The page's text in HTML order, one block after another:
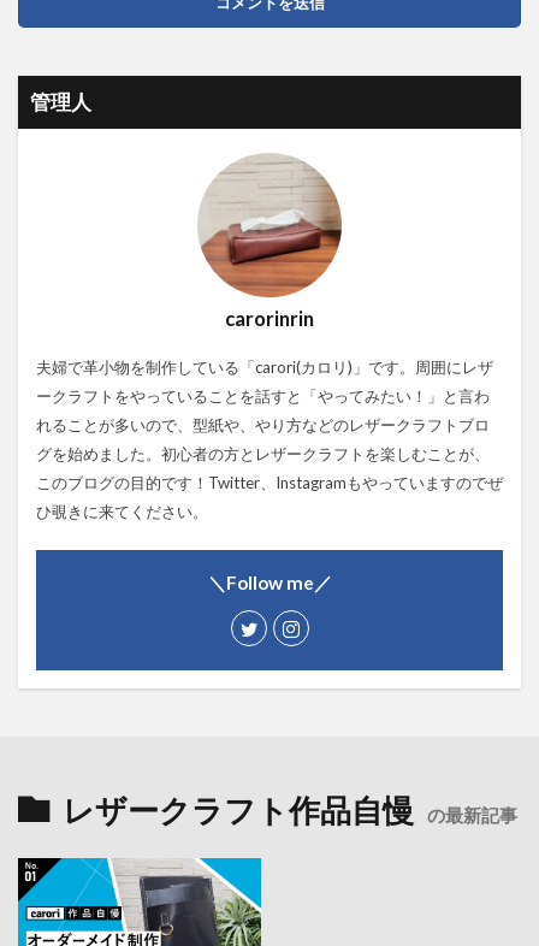
管理人
carorinrin
夫婦で革小物を制作している「carori(カロリ)」です。周囲にレザ
ークラフトをやっていることを話すと「やってみたい！」と言わ
れることが多いので、型紙や、やり方などのレザークラフトブロ
グを始めました。初心者の方とレザークラフトを楽しむことが、
このブログの目的です！Twitter、Instagramもやっていますのでぜ
ひ覗きに来てください。
＼Follow me／
レザークラフト作品自慢 の最新記事